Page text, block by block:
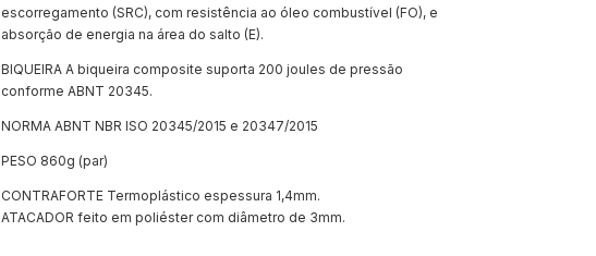
escorregamento (SRC), com resistência ao óleo combustível (FO), e
absorção de energia na área do salto (E).
BIQUEIRA A biqueira composite suporta 200 joules de pressão
conforme ABNT 20345.
NORMA ABNT NBR ISO 20345/2015 e 20347/2015
PESO 860g (par)
CONTRAFORTE Termoplástico espessura 1,4mm.
ATACADOR feito em poliéster com diâmetro de 3mm.